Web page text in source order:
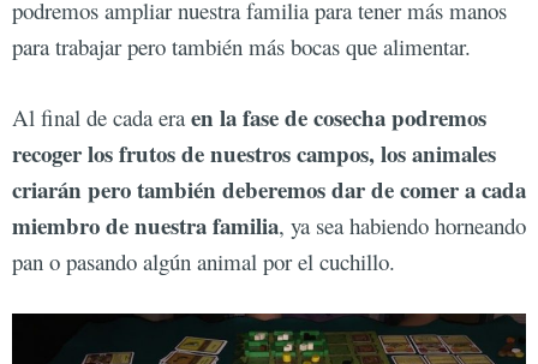
podremos ampliar nuestra familia para tener más manos
para trabajar pero también más bocas que alimentar.
Al final de cada eraen la fase de cosecha podremos
recoger los frutos de nuestros campos, los animales
criarán pero también deberemos dar de comer a cada
miembro de nuestra familia, ya sea habiendo horneando
pan o pasando algún animal por el cuchillo.